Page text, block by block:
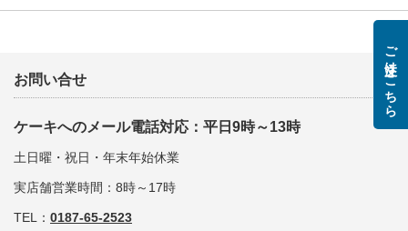
お問い合せ
ケーキへのメール電話対応：平日9時～13時
土日曜・祝日・年末年始休業
実店舗営業時間：8時～17時
TEL： 0187-65-2523
ご注文はこちら